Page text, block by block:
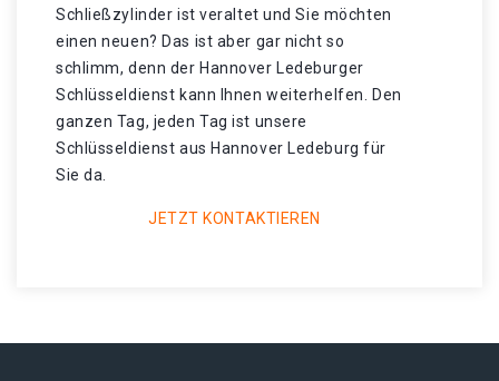
Schließzylinder ist veraltet und Sie möchten
einen neuen? Das ist aber gar nicht so
schlimm, denn der Hannover Ledeburger
Schlüsseldienst kann Ihnen weiterhelfen. Den
ganzen Tag, jeden Tag ist unsere
Schlüsseldienst aus Hannover Ledeburg für
Sie da.
JETZT KONTAKTIEREN